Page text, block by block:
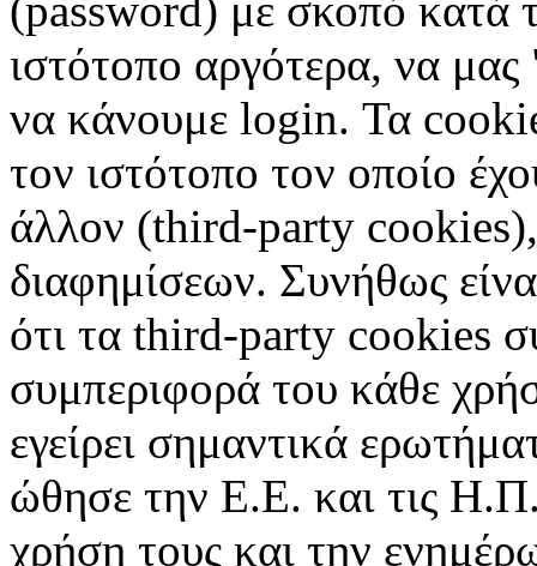
ιστότοπο αργότερα, να μας
να κάνουμε login. Τα
τον ιστότοπο τον οποίο
άλλον (third-party
διαφημίσεων. Συνήθως
ότι τα third-party cookies
συμπεριφορά του κάθε
εγείρει σημαντικά
ώθησε την Ε.Ε. και τις
χρήση τους και την